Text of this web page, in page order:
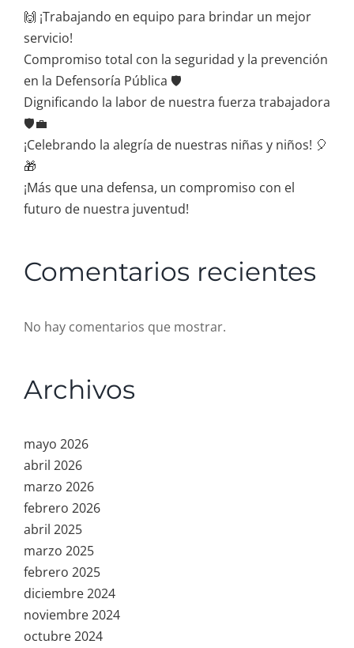
🙌 ¡Trabajando en equipo para brindar un mejor
servicio!
Compromiso total con la seguridad y la prevención
en la Defensoría Pública 🛡️
Dignificando la labor de nuestra fuerza trabajadora
🛡️💼
¡Celebrando la alegría de nuestras niñas y niños! 🎈
🎁
¡Más que una defensa, un compromiso con el
futuro de nuestra juventud!
Comentarios recientes
No hay comentarios que mostrar.
Archivos
mayo 2026
abril 2026
marzo 2026
febrero 2026
abril 2025
marzo 2025
febrero 2025
diciembre 2024
noviembre 2024
octubre 2024